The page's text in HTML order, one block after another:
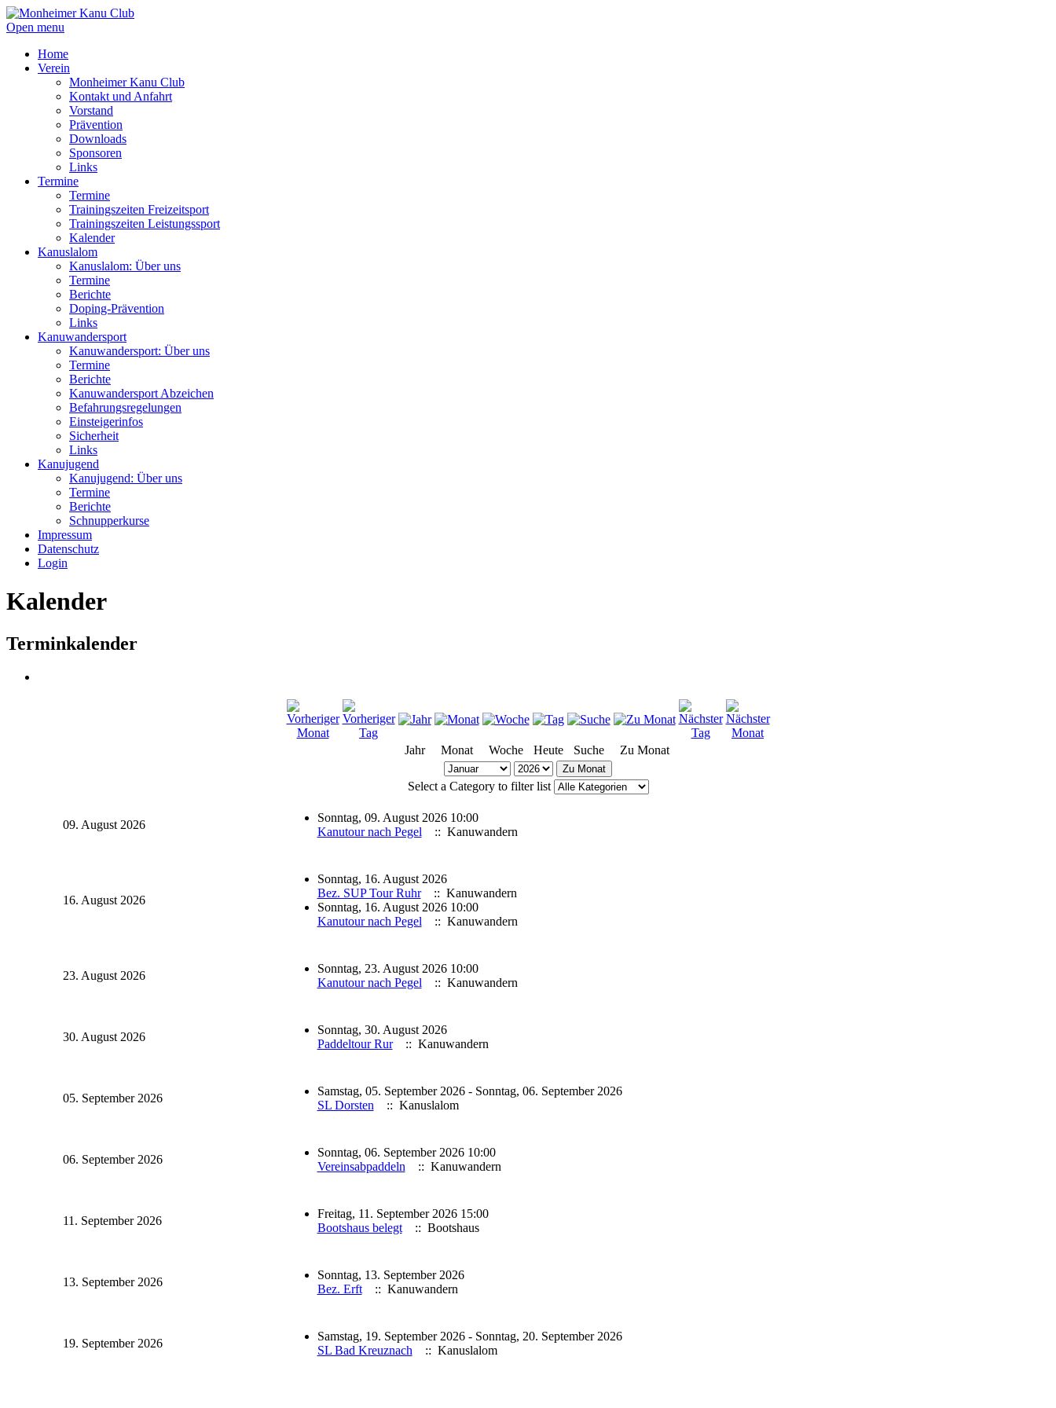
Open menu
Home
Verein
Monheimer Kanu Club
Kontakt und Anfahrt
Vorstand
Prävention
Downloads
Sponsoren
Links
Termine
Termine
Trainingszeiten Freizeitsport
Trainingszeiten Leistungssport
Kalender
Kanuslalom
Kanuslalom: Über uns
Termine
Berichte
Doping-Prävention
Links
Kanuwandersport
Kanuwandersport: Über uns
Termine
Berichte
Kanuwandersport Abzeichen
Befahrungsregelungen
Einsteigerinfos
Sicherheit
Links
Kanujugend
Kanujugend: Über uns
Termine
Berichte
Schnupperkurse
Impressum
Datenschutz
Login
Kalender
Terminkalender
Jahr Monat Woche Heute Suche Zu Monat
Zu Monat
Select a Category to filter list
09. August 2026
Sonntag, 09. August 2026 10:00
Kanutour nach Pegel
:: Kanuwandern
16. August 2026
Sonntag, 16. August 2026
Bez. SUP Tour Ruhr
:: Kanuwandern
Sonntag, 16. August 2026 10:00
Kanutour nach Pegel
:: Kanuwandern
23. August 2026
Sonntag, 23. August 2026 10:00
Kanutour nach Pegel
:: Kanuwandern
30. August 2026
Sonntag, 30. August 2026
Paddeltour Rur
:: Kanuwandern
05. September 2026
Samstag, 05. September 2026 - Sonntag, 06. September 2026
SL Dorsten
:: Kanuslalom
06. September 2026
Sonntag, 06. September 2026 10:00
Vereinsabpaddeln
:: Kanuwandern
11. September 2026
Freitag, 11. September 2026 15:00
Bootshaus belegt
:: Bootshaus
13. September 2026
Sonntag, 13. September 2026
Bez. Erft
:: Kanuwandern
19. September 2026
Samstag, 19. September 2026 - Sonntag, 20. September 2026
SL Bad Kreuznach
:: Kanuslalom